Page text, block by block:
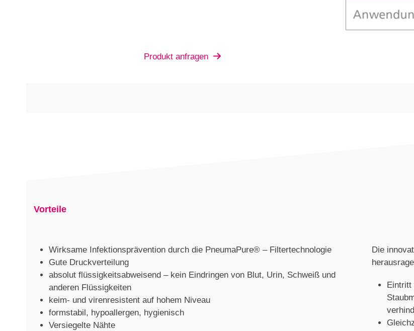
Produkt anfragen
Vorteile
Wirksame Infektionsprävention durch die PneumaPure® – Filtertechnologie
Gute Druckverteilung
absolut flüssigkeitsabweisend – kein Eindringen von Blut, Urin, Schweiß und
anderen Flüssigkeiten
keim- und virenresistent auf hohem Niveau
formstabil, hypoallergen, hygienisch
Versiegelte Nähte
Die
Eintritt